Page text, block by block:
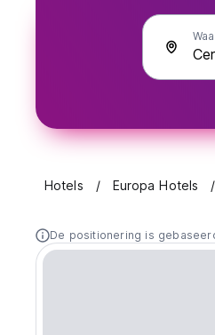
Hotels Europa Hotels
De positionering is